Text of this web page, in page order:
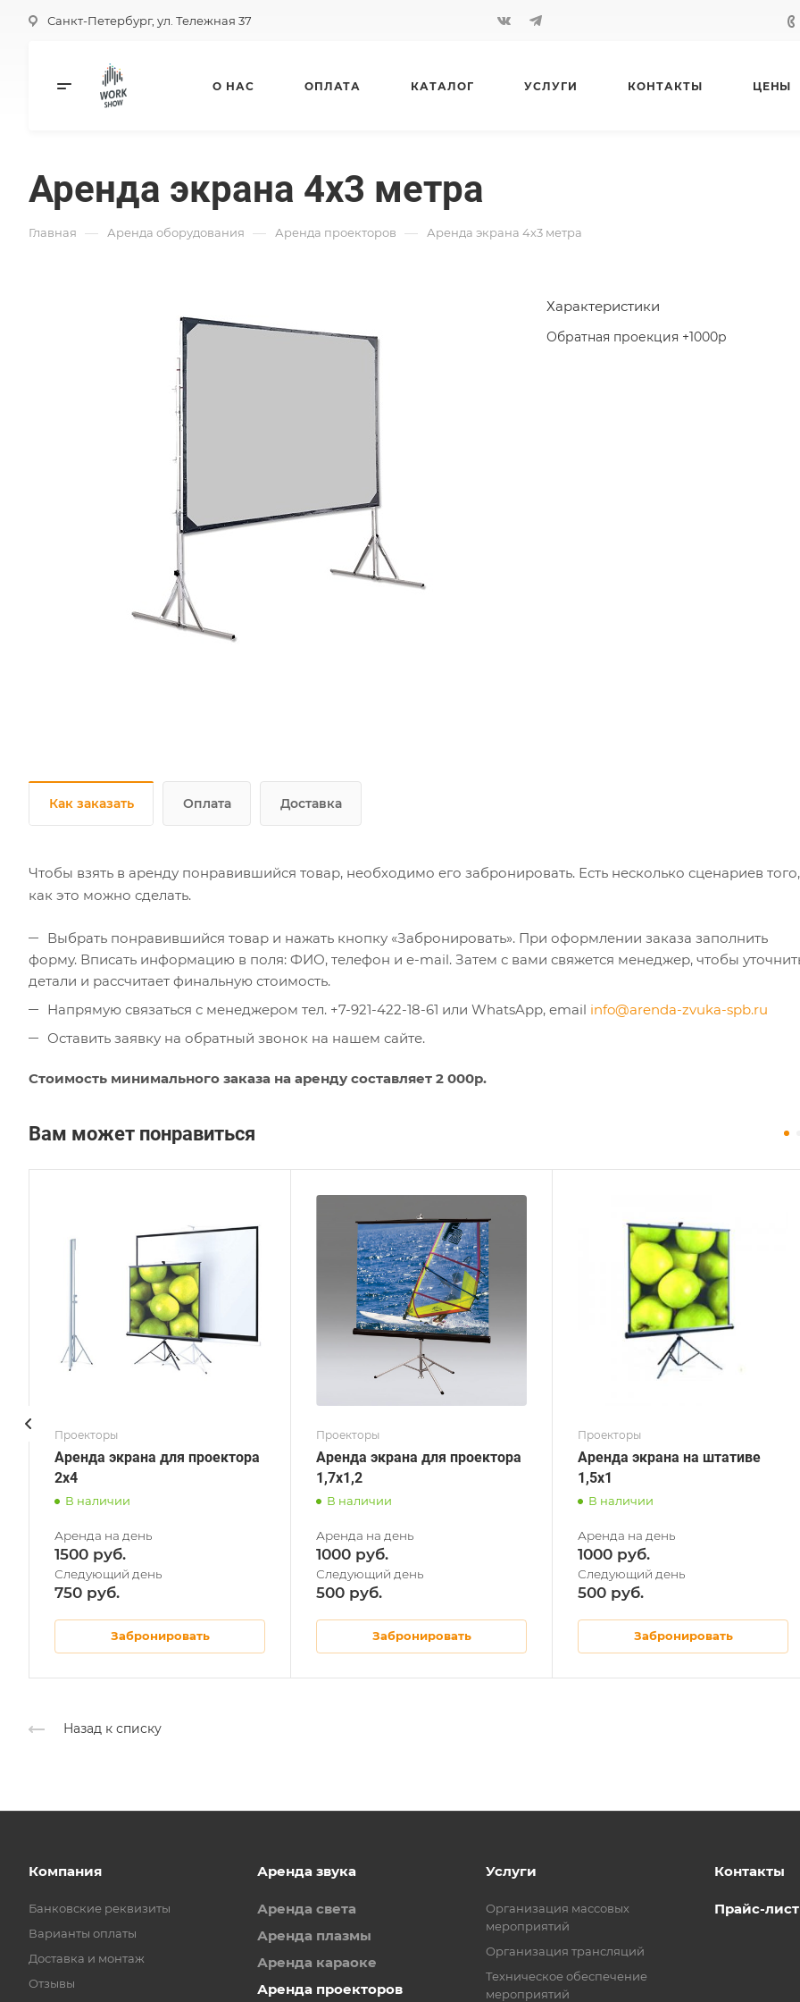
Санкт-Петербург, ул. Тележная 37
О НАС ОПЛАТА КАТАЛОГ УСЛУГИ КОНТАКТЫ ЦЕНЫ
Аренда экрана 4х3 метра
Главная — Аренда оборудования — Аренда проекторов — Аренда экрана 4х3 метра
Характеристики
Обратная проекция +1000р
Как заказать Оплата Доставка
Чтобы взять в аренду понравившийся товар, необходимо его забронировать. Есть несколько сценариев того,
как это можно сделать.
Выбрать понравившийся товар и нажать кнопку «Забронировать». При оформлении заказа заполнить
форму. Вписать информацию в поля: ФИО, телефон и e-mail. Затем с вами свяжется менеджер, чтобы
детали и рассчитает финальную стоимость.
Напрямую связаться с менеджером тел. +7-921-422-18-61 или WhatsApp, email info@arenda-zvuka-spb.ru
Оставить заявку на обратный звонок на нашем сайте.
Стоимость минимального заказа на аренду составляет 2 000р.
Вам может понравиться
Проекторы
Аренда экрана для проектора
2х4
В наличии
1500
750
Забронировать
Проекторы
Аренда экрана для проектора
1,7x1,2
В наличии
1000
500
Забронировать
Проекторы
Аренда экрана на штативе
1,5x1
В наличии
1000
500
Забронировать
Назад к списку
Компания
Банковские реквизиты
Варианты оплаты
Доставка и монтаж
Отзывы
Аренда звука
Аренда света
Аренда плазмы
Аренда караоке
Аренда проекторов
Услуги
Организация массовых
мероприятий
Организация трансляций
Техническое обеспечение
мероприятий
Контакты
Прайс-лист